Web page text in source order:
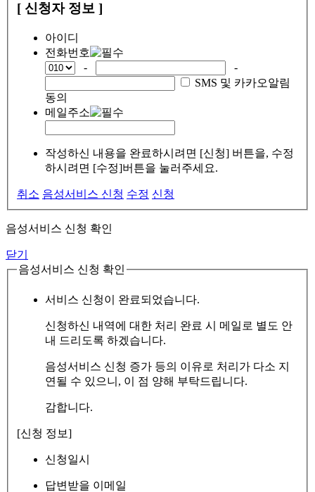
[ 신청자 정보 ]
아이디
전화번호
-
-
SMS 및 카카오알림
동의
메일주소
작성하신 내용을 완료하시려면 [신청] 버튼을, 수정
하시려면 [수정]버튼을 눌러주세요.
취소 음성서비스 신청 수정 신청
음성서비스 신청 확인
닫기
음성서비스 신청 확인
서비스 신청이 완료되었습니다.
신청하신 내역에 대한 처리 완료 시 메일로 별도 안
내 드리도록 하겠습니다.
음성서비스 신청 증가 등의 이유로 처리가 다소 지
연될 수 있으니, 이 점 양해 부탁드립니다.
감합니다.
[신청 정보]
신청일시
답변받을 이메일